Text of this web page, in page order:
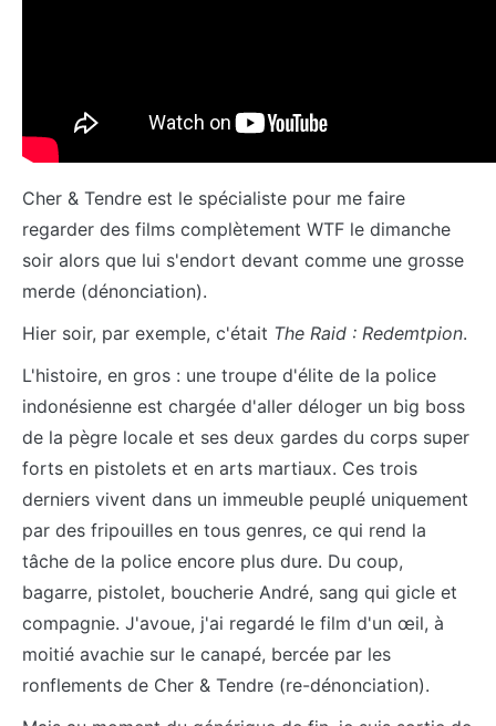
Cher & Tendre est le spécialiste pour me faire
regarder des films complètement WTF le dimanche
soir alors que lui s'endort devant comme une grosse
merde (dénonciation).
Hier soir, par exemple, c'était The Raid : Redemtpion.
L'histoire, en gros : une troupe d'élite de la police
indonésienne est chargée d'aller déloger un big boss
de la pègre locale et ses deux gardes du corps super
forts en pistolets et en arts martiaux. Ces trois
derniers vivent dans un immeuble peuplé uniquement
par des fripouilles en tous genres, ce qui rend la
tâche de la police encore plus dure. Du coup,
bagarre, pistolet, boucherie André, sang qui gicle et
compagnie. J'avoue, j'ai regardé le film d'un œil, à
moitié avachie sur le canapé, bercée par les
ronflements de Cher & Tendre (re-dénonciation).